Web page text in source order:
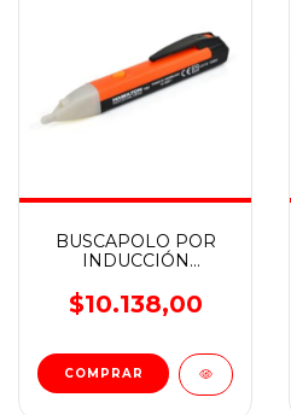
BUSCAPOLO POR
INDUCCIÓN
$10.138,00